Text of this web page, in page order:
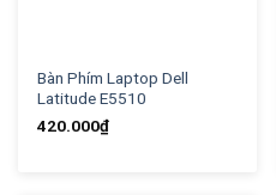
Bàn Phím Laptop Dell
Latitude E5510
420.000₫